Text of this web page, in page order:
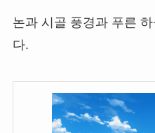
논과 시골 풍경과 푸른
다.